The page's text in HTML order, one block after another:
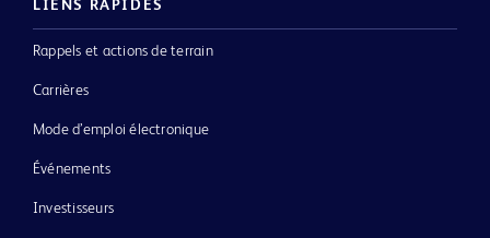
LIENS RAPIDES
Rappels et actions de terrain
Carrières
Mode d’emploi électronique
Événements
Investisseurs